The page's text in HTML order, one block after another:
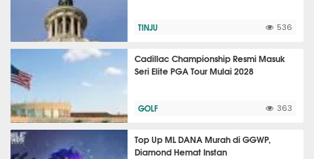
TINJU 536
Cadillac Championship Resmi Masuk
Seri Elite PGA Tour Mulai 2028
GOLF 363
Top Up ML DANA Murah di GGWP,
Diamond Hemat Instan